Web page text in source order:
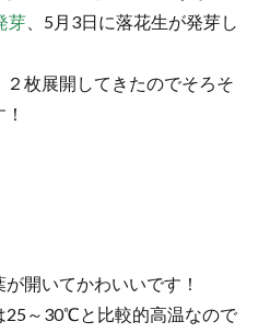
芽 、5月3日に落花生が発芽し
枚展開してきたのでそろそ
開いてかわいいです！
25～30℃と比較的高温なので